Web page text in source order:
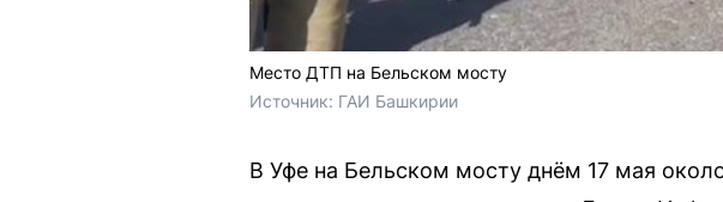
Место ДТП на Бельском мосту
Источник: ГАИ Башкирии
В Уфе на Бельском мосту днём 17 мая